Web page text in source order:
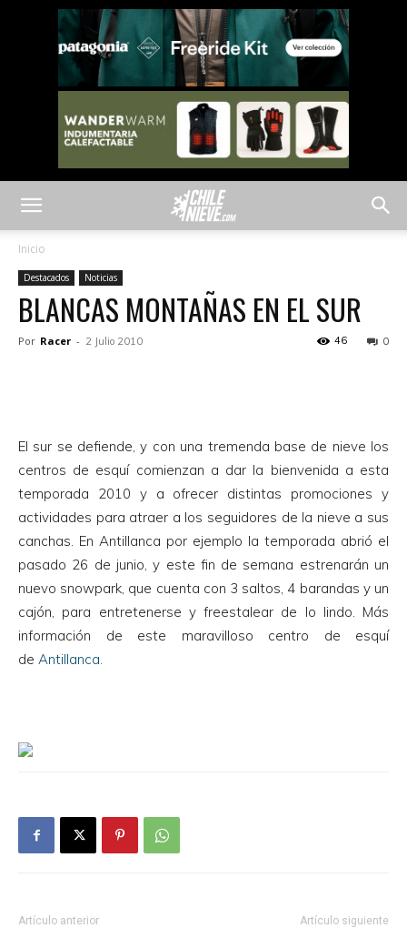
Inicio
Destacados Noticias
BLANCAS MONTAÑAS EN EL SUR
Por Racer - 2 Julio 2010 0
46
El sur se defiende, y con una tremenda base de nieve los
centros de esquí comienzan a dar la bienvenida a esta
temporada 2010 y a ofrecer distintas promociones y
actividades para atraer a los seguidores de la nieve a sus
canchas. En Antillanca por ejemplo la temporada abrió el
pasado 26 de junio, y este fin de semana estrenarán un
nuevo snowpark, que cuenta con 3 saltos, 4 barandas y un
cajón, para entretenerse y freestalear de lo lindo. Más
información de este maravilloso centro de esquí
de Antillanca.
Artículo anterior Artículo siguiente